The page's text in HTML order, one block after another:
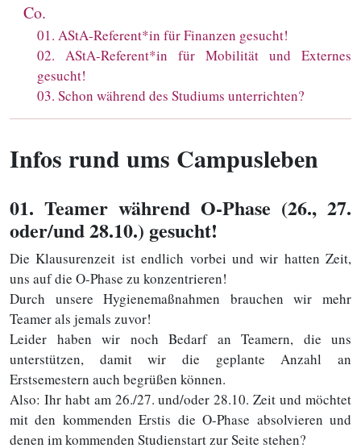
Co.
01. AStA-Referent*in für Finanzen gesucht!
02. AStA-Referent*in für Mobilität und Externes
gesucht!
03. Schon während des Studiums unterrichten?
Infos rund ums Campusleben
01. Teamer während O-Phase (26., 27.
oder/und 28.10.) gesucht!
Die Klausurenzeit ist endlich vorbei und wir hatten Zeit,
uns auf die O-Phase zu konzentrieren!
Durch unsere Hygienemaßnahmen brauchen wir mehr
Teamer als jemals zuvor!
Leider haben wir noch Bedarf an Teamern, die uns
unterstützen, damit wir die geplante Anzahl an
Erstsemestern auch begrüßen können.
Also: Ihr habt am 26./27. und/oder 28.10. Zeit und möchtet
mit den kommenden Erstis die O-Phase absolvieren und
denen im kommenden Studienstart zur Seite stehen?